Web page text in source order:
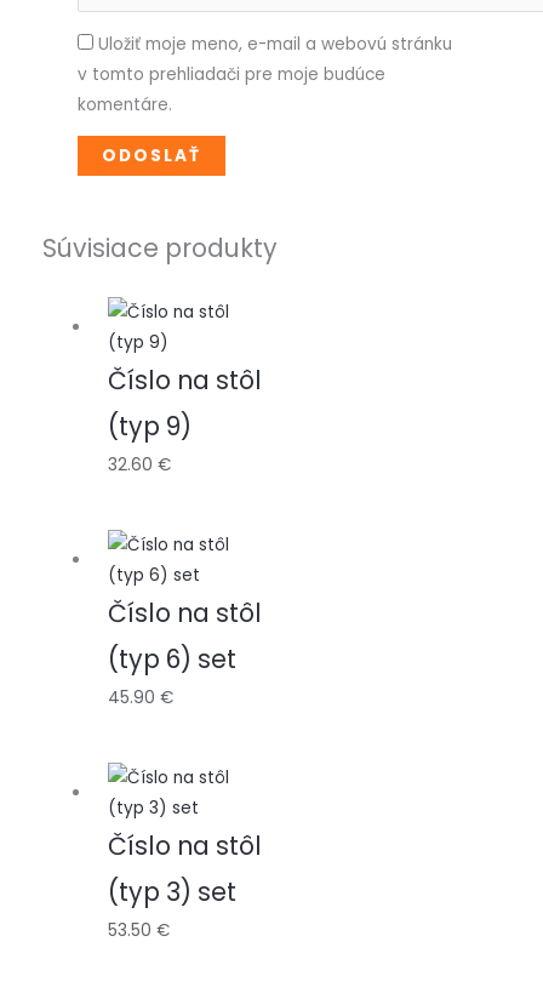
Uložiť moje meno, e-mail a webovú stránku
v tomto prehliadači pre moje budúce
komentáre.
Súvisiace produkty
Číslo na stôl
(typ 9)
32.60€
Číslo na stôl
(typ 6) set
45.90€
Číslo na stôl
(typ 3) set
53.50€